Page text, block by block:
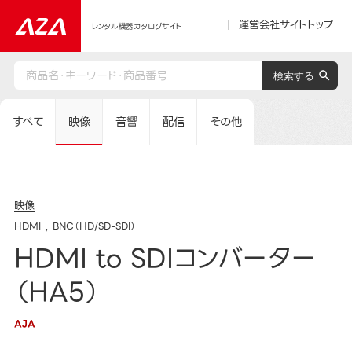
レンタル機器カタログサイト 運営会社サイトトップ
すべて 映像 音響 配信 その他
映像
HDMI BNC（HD/SD-SDI）
HDMI to SDIコンバーター
（HA5）
AJA